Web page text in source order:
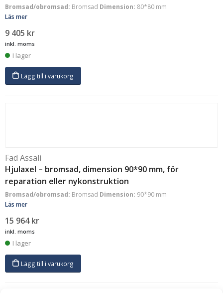
Bromsad/obromsad: Bromsad Dimension: 80*80 mm
Läs mer
9 405 kr
inkl. moms
I lager
Lägg till i varukorg
Fad Assali
Hjulaxel – bromsad, dimension 90*90 mm, för
reparation eller nykonstruktion
Bromsad/obromsad: Bromsad Dimension: 90*90 mm
Läs mer
15 964kr
inkl. moms
I lager
Lägg till i varukorg